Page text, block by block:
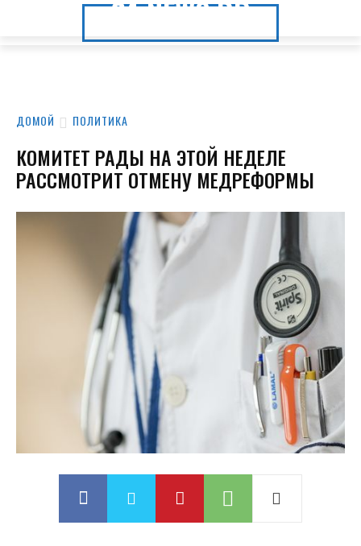
24.NEWS.DP
24.NEWS.DP
ДОМОЙ ПОЛИТИКА
КОМИТЕТ РАДЫ НА ЭТОЙ НЕДЕЛЕ
РАССМОТРИТ ОТМЕНУ МЕДРЕФОРМЫ